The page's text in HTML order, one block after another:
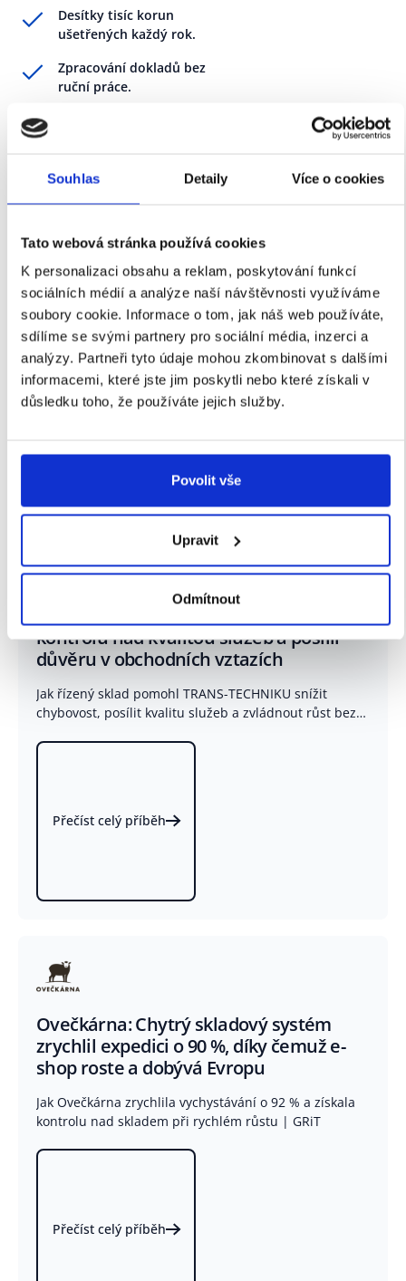
Souhlas Detaily Více o cookies
Tato webová stránka používá cookies
K personalizaci obsahu a reklam, poskytování funkcí
sociálních médií a analýze naší návštěvnosti využíváme
soubory cookie. Informace o tom, jak náš web používáte,
sdílíme se svými partnery pro sociální média, inzerci a
analýzy. Partneři tyto údaje mohou zkombinovat s dalšími
informacemi, které jste jim poskytli nebo které získali v
důsledku toho, že používáte jejich služby.
Povolit vše
Upravit
Odmítnout
Desítky tisíc korun
ušetřených každý rok.
Zpracování dokladů bez
ruční práce.
EDI pracuje, tak odpovídám, že nijak. S EDI
totiž reálně žádný zaměstnanec nepracuje a
přenos dokladů probíhá bezchybně v
pozadí. Kdybychom doklady, které nám EDI
zpracuje, museli řešit ručně, stálo by nás to
desítky hodin měsíčně.“
Jaromír Veit
Další případové studie
kontrolu nad kvalitou služeb a posílil
důvěru v obchodních vztazích
Jak řízený sklad pomohl TRANS-TECHNIKU snížit
chybovost, posílit kvalitu služeb a zvládnout růst bez
Přečíst celý příběh
Ovečkárna: Chytrý skladový systém
zrychlil expedici o 90 %, díky čemuž e-
shop roste a dobývá Evropu
Jak Ovečkárna zrychlila vychystávání o 92 % a získala
kontrolu nad skladem při rychlém růstu | GRiT
Přečíst celý příběh